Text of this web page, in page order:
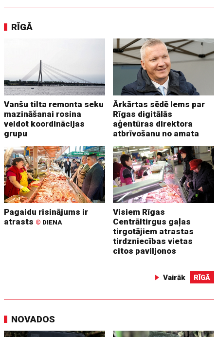
RĪGĀ
Vanšu tilta remonta seku
mazināšanai rosina
veidot koordinācijas
grupu
Ārkārtas sēdē lems par
Rīgas digitālās
aģentūras direktora
atbrīvošanu no amata
Pagaidu risinājums ir
atrasts © DIENA
Visiem Rīgas
Centrāltirgus gaļas
tirgotājiem atrastas
tirdzniecības vietas
citos paviljonos
Vairāk RĪGĀ
NOVADOS